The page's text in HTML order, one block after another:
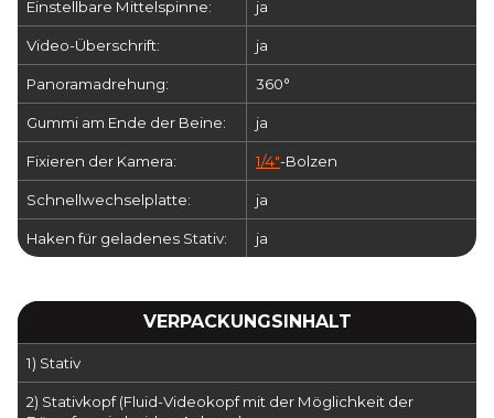
Einstellbare Mittelspinne: ja
Video-Überschrift: ja
Panoramadrehung: 360°
Gummi am Ende der Beine: ja
Fixieren der Kamera: 1/4"-Bolzen
Schnellwechselplatte: ja
Haken für geladenes Stativ: ja
VERPACKUNGSINHALT
1) Stativ
2) Stativkopf (Fluid-Videokopf mit der Möglichkeit der